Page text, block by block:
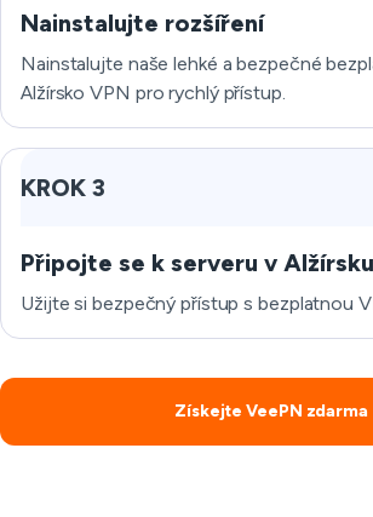
Nainstalujte rozšíření
Nainstalujte naše lehké a bezpečné
Alžírsko VPN pro rychlý přístup.
KROK 3
Připojte se k serveru v Alžírsku
Užijte si bezpečný přístup s bezplatnou
Získejte VeePN zdarma